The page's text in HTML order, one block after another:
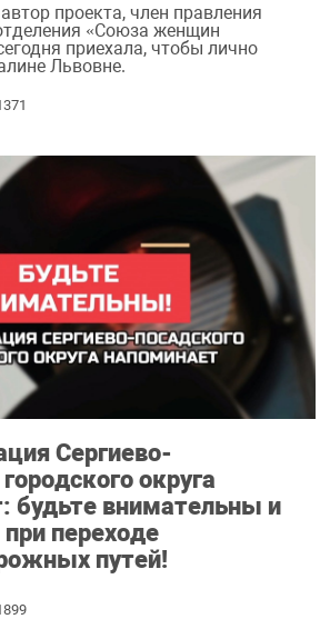
проекта, член правления
«Союза женщин
приехала, чтобы лично
Львовне.
Сергиево-
округа
будьте внимательны и
переходе
путей!